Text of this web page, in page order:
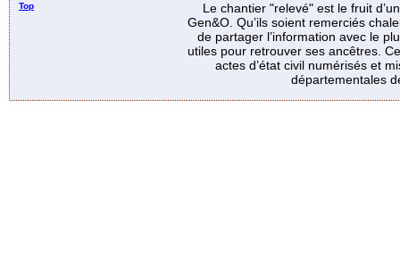
Top
Le chantier "relevé" est le fruit
Gen&O. Qu’ils soient remerciés
de partager l’information avec le
utiles pour retrouver ses ancêtres.
actes d’état civil numérisés et
départementales